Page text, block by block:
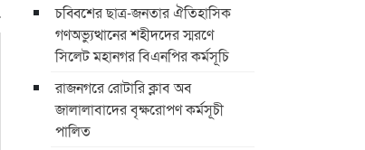
চব্বিশের ছাত্র-জনতার ঐতিহাসিক
গণঅভ্যুত্থানের শহীদদের স্মরণে
সিলেট মহানগর বিএনপির কর্মসূচি
রাজনগরে রোটারি ক্লাব অব
জালালাবাদের বৃক্ষরোপণ কর্মসূচী
পালিত